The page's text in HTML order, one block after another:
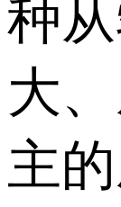
种
大
主